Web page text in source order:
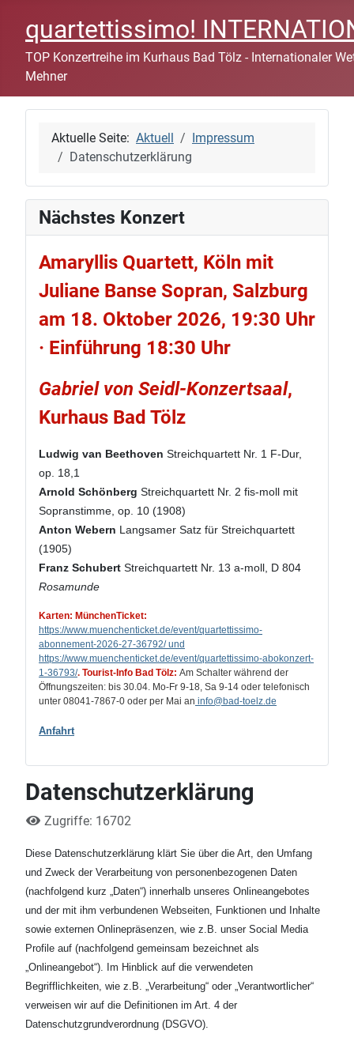
quartettissimo!
TOP Konzertreihe im Kurhaus Bad Tölz - Internationaler
Mehner
Aktuelle Seite: Aktuell
Impressum
Datenschutzerklärung
Nächstes Konzert
Amaryllis Quartett, Köln mit
Juliane Banse Sopran, Salzburg
am 18. Oktober 2026, 19:30 Uhr
· Einführung 18:30 Uhr
Gabriel von Seidl-Konzertsaal,
Kurhaus Bad Tölz
Ludwig van Beethoven Streichquartett Nr. 1 F-Dur,
op. 18,1
Arnold Schönberg Streichquartett Nr. 2 fis-moll mit
Sopranstimme, op. 10 (1908)
Anton Webern Langsamer Satz für Streichquartett
(1905)
Franz Schubert Streichquartett Nr. 13 a-moll, D 804
Rosamunde
Karten: MünchenTicket:
https://www.muenchenticket.de/event/quartettissimo-
abonnement-2026-27-36792/ und
https://www.muenchenticket.de/event/quartettissimo-abokonzert-
1-36793/. Tourist-Info Bad Tölz: Am Schalter während der
Öffnungszeiten: bis 30.04. Mo-Fr 9-18, Sa 9-14 oder telefonisch
unter 08041-7867-0 oder per Mai an info@bad-toelz.de
Anfahrt
Datenschutzerklärung
Zugriffe: 16702
Diese Datenschutzerklärung klärt Sie über die Art, den Umfang
und Zweck der Verarbeitung von personenbezogenen Daten
(nachfolgend kurz „Daten“) innerhalb unseres Onlineangebotes
und der mit ihm verbundenen Webseiten, Funktionen und Inhalte
sowie externen Onlinepräsenzen, wie z.B. unser Social Media
Profile auf (nachfolgend gemeinsam bezeichnet als
„Onlineangebot“). Im Hinblick auf die verwendeten
Begrifflichkeiten, wie z.B. „Verarbeitung“ oder „Verantwortlicher“
verweisen wir auf die Definitionen im Art. 4 der
Datenschutzgrundverordnung (DSGVO).